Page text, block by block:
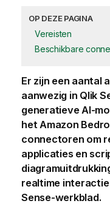
OP DEZE PAGINA
Vereisten
Beschikbare
Er zijn een aantal
aanwezig in Qlik
generatieve AI-
hetAmazon
connectoren om
applicaties en
realtime interactie
Sense-werkblad.